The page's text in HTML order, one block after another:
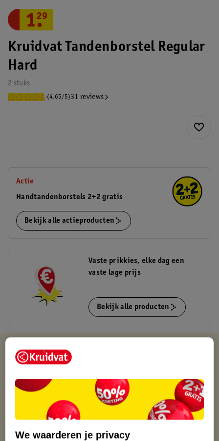
Kruidvat Tandenborstel Regular
Hard
2 stuks
(4.65/5)31 reviews
1.
29
Actie
Handtandenborstels 2+2 gratis
Bekijk alle actieproducten
Vaste prikkies, elke dag een
vaste lage prijs
Bekijk alle producten
Kruidvat is altijd voordelig
Op werkdagen voor 22:00 uur besteld, volgende dag in huis
Gratis thuisbezorgd vanaf 50.00
Gratis retourneren binnen 30 dagen
Gratis punten met je Kruidvat kaart
We waarderen je privacy